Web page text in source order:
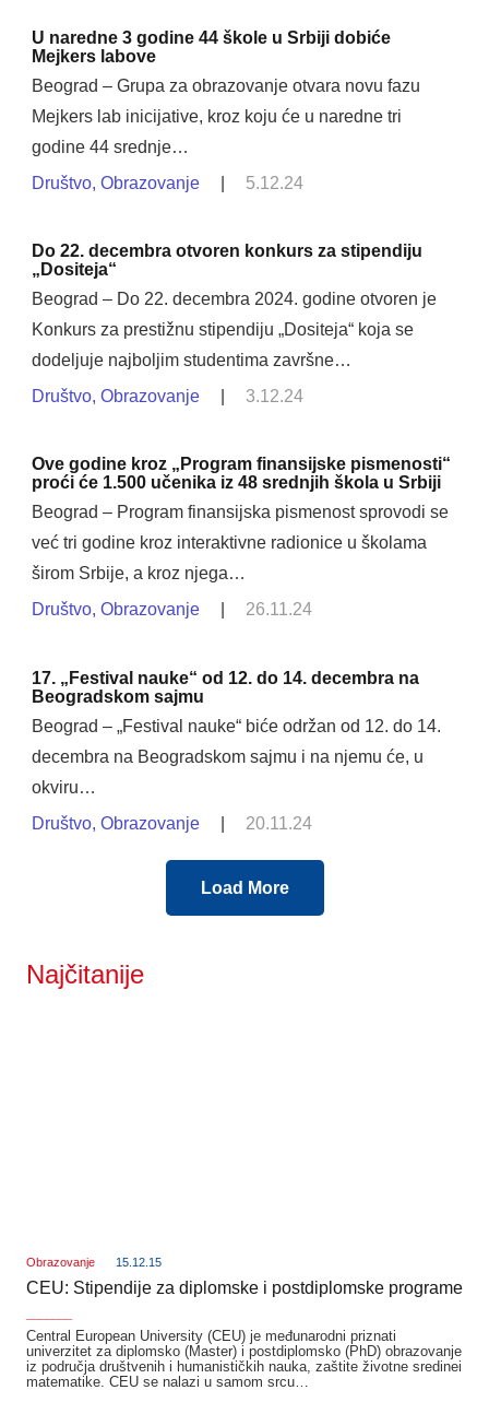
U naredne 3 godine 44 škole u Srbiji dobiće
Mejkers labove
Beograd – Grupa za obrazovanje otvara novu fazu
Mejkers lab inicijative, kroz koju će u naredne tri
godine 44 srednje…
Društvo, Obrazovanje 5.12.24
Do 22. decembra otvoren konkurs za stipendiju
„Dositeja“
Beograd – Do 22. decembra 2024. godine otvoren je
Konkurs za prestižnu stipendiju „Dositeja“ koja se
dodeljuje najboljim studentima završne…
Društvo, Obrazovanje 3.12.24
Ove godine kroz „Program finansijske pismenosti“
proći će 1.500 učenika iz 48 srednjih škola u Srbiji
Beograd – Program finansijska pismenost sprovodi se
već tri godine kroz interaktivne radionice u školama
širom Srbije, a kroz njega…
Društvo, Obrazovanje 26.11.24
17. „Festival nauke“ od 12. do 14. decembra na
Beogradskom sajmu
Beograd – „Festival nauke“ biće održan od 12. do 14.
decembra na Beogradskom sajmu i na njemu će, u
okviru…
Društvo, Obrazovanje 20.11.24
Load More
Najčitanije
Obrazovanje 15.12.15
CEU: Stipendije za diplomske i postdiplomske programe
Central European University (CEU) je međunarodni priznati
univerzitet za diplomsko (Master) i postdiplomsko (PhD) obrazovanje
iz područja društvenih i humanističkih nauka, zaštite životne sredinei
matematike. CEU se nalazi u samom srcu…